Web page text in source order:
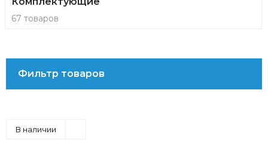
67 товаров
Фильтр товаров
В наличии